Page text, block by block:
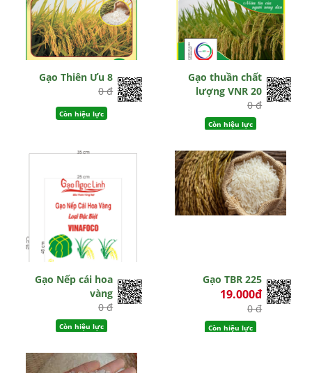
Gạo Thiên Ưu 8
0 đ
Còn hiệu lực
Gạo thuần chất
lượng VNR 20
0 đ
Còn hiệu lực
Gạo Nếp cái hoa
vàng
0 đ
Còn hiệu lực
Gạo TBR 225
19.000đ
0 đ
Còn hiệu lực